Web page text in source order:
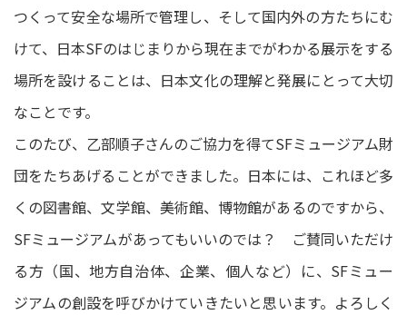
つくって安全な場所で管理し、そして国内外の方たちにむ
けて、日本SFのはじまりから現在までがわかる展示をする
場所を設けることは、日本文化の理解と発展にとって大切
なことです。
このたび、乙部順子さんのご協力を得てSFミュージアム財
団をたちあげることができました。日本には、これほど多
くの図書館、文学館、美術館、博物館があるのですから、
SFミュージアムがあってもいいのでは？ ご賛同いただけ
る方（国、地方自治体、企業、個人など）に、SFミュー
ジアムの創設を呼びかけていきたいと思います。よろしく